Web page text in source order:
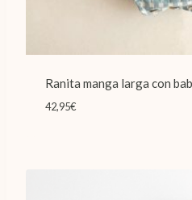
Ranita manga larga con
42,95€